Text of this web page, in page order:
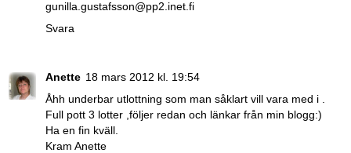
gunilla.gustafsson@pp2.inet.fi
Svara
Anette 18 mars 2012 kl. 19:54
Åhh underbar utlottning som man såklart vill vara med i .
Full pott 3 lotter ,följer redan och länkar från min blogg:)
Ha en fin kväll.
Kram Anette